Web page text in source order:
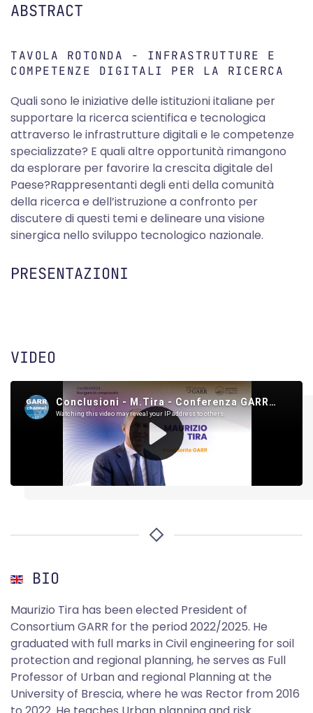
ABSTRACT
TAVOLA ROTONDA - INFRASTRUTTURE E
COMPETENZE DIGITALI PER LA RICERCA
Quali sono le iniziative delle istituzioni italiane per
supportare la ricerca scientifica e tecnologica
attraverso le infrastrutture digitali e le competenze
specializzate? E quali altre opportunità rimangono
da esplorare per favorire la crescita digitale del
Paese?Rappresentanti degli enti della comunità
della ricerca e dell’istruzione a confronto per
discutere di questi temi e delineare una visione
sinergica nello sviluppo tecnologico nazionale.
PRESENTAZIONI
VIDEO
BIO
Maurizio Tira has been elected President of
Consortium GARR for the period 2022/2025. He
graduated with full marks in Civil engineering for soil
protection and regional planning, he serves as Full
Professor of Urban and regional Planning at the
University of Brescia, where he was Rector from 2016